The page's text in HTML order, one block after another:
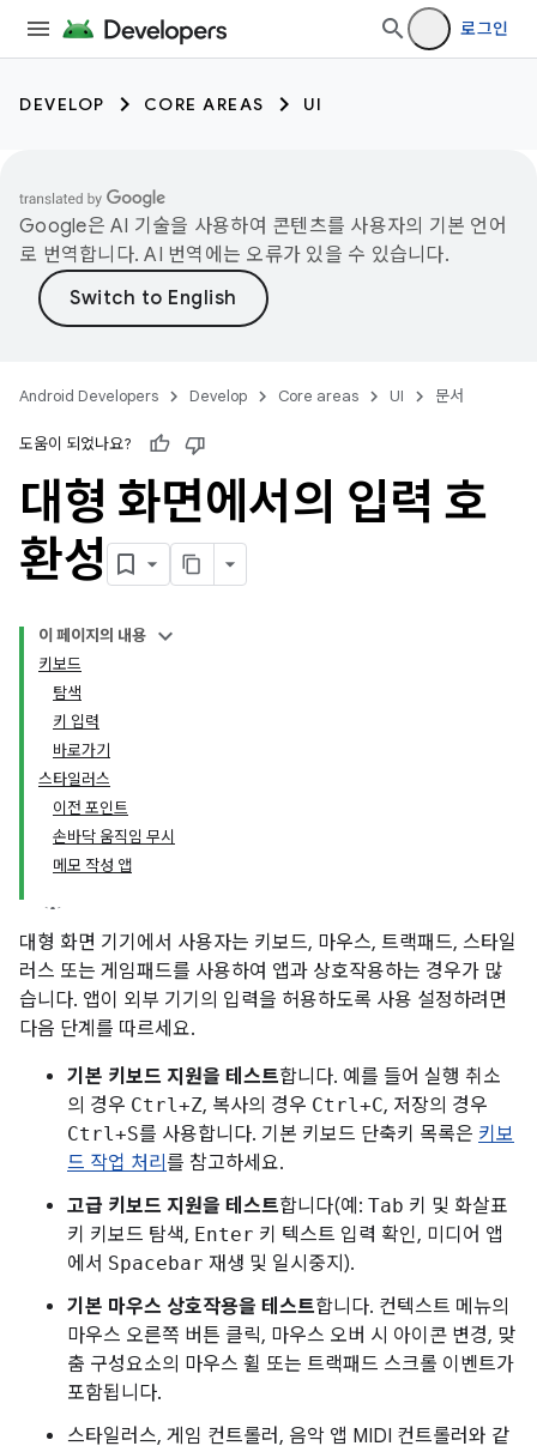
로그인
DEVELOP CORE AREAS UI
Google은 AI 기술을 사용하여 콘텐츠를 사용자의 기본 언어
로 번역합니다. AI 번역에는 오류가 있을 수 있습니다.
Android Developers Develop Core areas UI 문서
도움이 되었나요?
대형 화면에서의 입력 호
환성
이 페이지의 내용
키보드
탐색
키 입력
바로가기
스타일러스
이전 포인트
손바닥 움직임 무시
메모 작성 앱
대형 화면 기기에서 사용자는 키보드, 마우스, 트랙패드, 스타일
러스 또는 게임패드를 사용하여 앱과 상호작용하는 경우가 많
습니다. 앱이 외부 기기의 입력을 허용하도록 사용 설정하려면
다음 단계를 따르세요.
기본 키보드 지원을 테스트합니다. 예를 들어 실행 취소
의 경우 Ctrl+Z, 복사의 경우 Ctrl+C, 저장의 경우
Ctrl+S를 사용합니다. 기본 키보드 단축키 목록은 키보
드 작업 처리 를 참고하세요.
고급 키보드 지원을 테스트합니다(예: Tab 키 및 화살표
키 키보드 탐색, Enter 키 텍스트 입력 확인, 미디어 앱
에서 Spacebar 재생 및 일시중지).
기본 마우스 상호작용을 테스트합니다. 컨텍스트 메뉴의
마우스 오른쪽 버튼 클릭, 마우스 오버 시 아이콘 변경, 맞
춤 구성요소의 마우스 휠 또는 트랙패드 스크롤 이벤트가
포함됩니다.
스타일러스, 게임 컨트롤러, 음악 앱 MIDI 컨트롤러와 같